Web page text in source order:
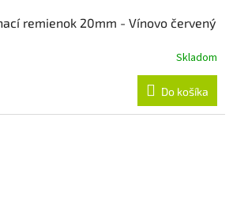
remienok 20mm - Vínovo červený
Skladom
Do košíka